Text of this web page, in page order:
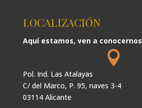
LOCALIZACIÓN
Aquí estamos, ven a conocernos

Pol. Ind. Las Atalayas
C/ del Marco, P. 95, naves 3-4
03114 Alicante